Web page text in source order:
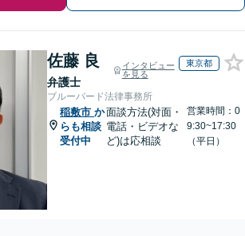
佐藤 良
弁護士
インタビュー
を見る
東京都
ブルーバード法律事務所
稲敷市 か
らも相談
受付中
面談方法(対面・
電話・ビデオな
ど)は応相談
営業時間：0
9:30~17:30
（平日）